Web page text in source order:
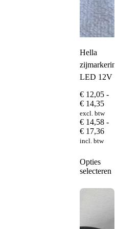
Hella
zijmarkeringslamp
LED 12V
€ 12,05 -
€ 14,35Prijsklasse:
€ 12,05
tot
€ 14,35
excl. btw
€ 14,58 -
€ 17,36Prijsklasse:
€ 14,58
incl. btw
Opties
selecteren
meerdere
optie